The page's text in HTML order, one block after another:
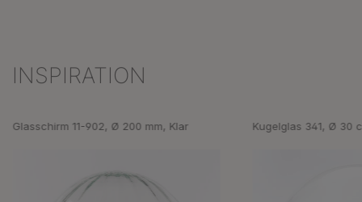
Produktgalerie überspringen
INSPIRATION
Glasschirm 11-902, Ø 200 mm, Klar Kugelglas 341, Ø 30